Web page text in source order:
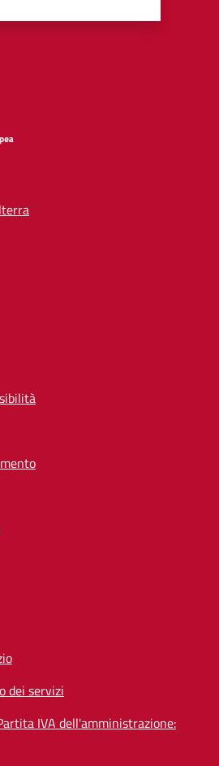
dei servizi
IVA dell'amministrazione: